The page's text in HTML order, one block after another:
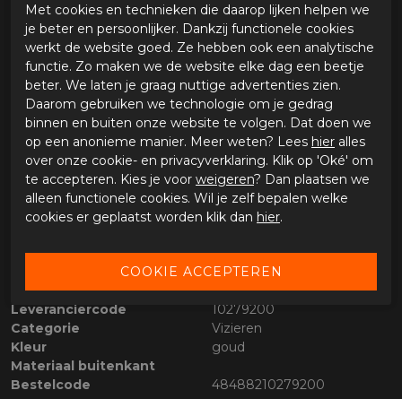
OMSCHRIJVING ROOF BOXXER VISOR R09
Eigenschappen ROOF Vizier Boxxer RO9
Vervangend vizier voor ROOF Boxxer en ROOF Boxxer
Carbon
Geschikt voor ROOF New Boxxer
Merk
Roof
Leveranciercode
10279200
Categorie
Vizieren
Kleur
goud
Materiaal buitenkant
Bestelcode
48488210279200
Met cookies en technieken die daarop lijken helpen we
je beter en persoonlijker. Dankzij functionele cookies
werkt de website goed. Ze hebben ook een analytische
functie. Zo maken we de website elke dag een beetje
beter. We laten je graag nuttige advertenties zien.
Daarom gebruiken we technologie om je gedrag
binnen en buiten onze website te volgen. Dat doen we
op een anonieme manier. Meer weten? Lees hier alles
over onze cookie- en privacyverklaring. Klik op 'Oké' om
te accepteren. Kies je voor weigeren? Dan plaatsen we
alleen functionele cookies. Wil je zelf bepalen welke
cookies er geplaatst worden klik dan hier.